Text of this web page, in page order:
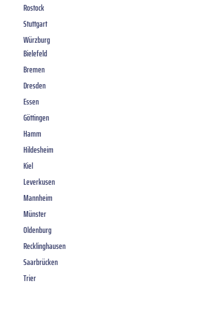
Rostock
Stuttgart
Würzburg
Bielefeld
Bremen
Dresden
Essen
Göttingen
Hamm
Hildesheim
Kiel
Leverkusen
Mannheim
Münster
Oldenburg
Recklinghausen
Saarbrücken
Trier